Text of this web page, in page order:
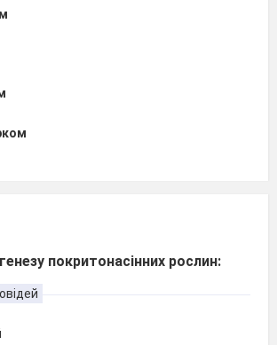
покритонасінних рослин: